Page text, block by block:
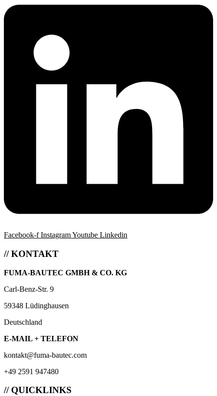
Facebook-f InstagramYoutube Linkedin
// KONTAKT
FUMA-BAUTEC GMBH & CO. KG
Carl-Benz-Str. 9
59348 Lüdinghausen
Deutschland
E-MAIL + TELEFON
kontakt@fuma-bautec.com
+49 2591 947480
// QUICKLINKS